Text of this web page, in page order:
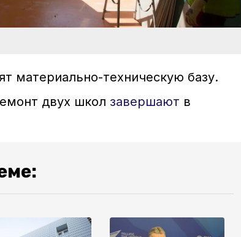
материально-техническую базу.
двух школ завершают в